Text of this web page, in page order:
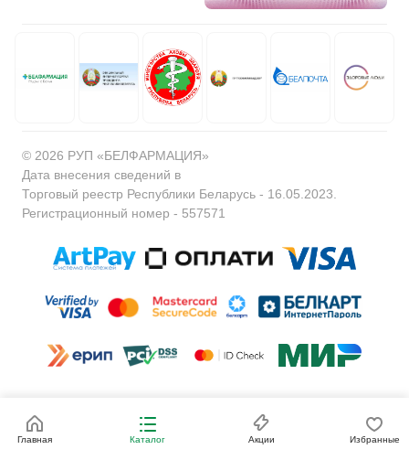
© 2026 РУП «БЕЛФАРМАЦИЯ»
Дата внесения сведений в
Торговый реестр Республики Беларусь - 16.05.2023.
Регистрационный номер - 557571
персональных данных
файлов cookie
Главная Каталог Акции Избранные